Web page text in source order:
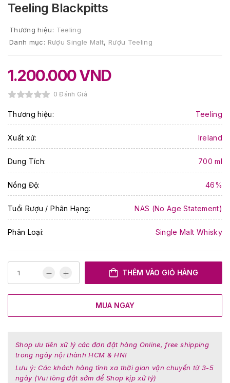
Teeling Blackpitts
Thương hiệu: Teeling
Danh mục: Rượu Single Malt, Rượu Teeling
1.200.000VND
0 Đánh Giá
Thương hiệu: Teeling
Xuất xứ: Ireland
Dung Tích: 700 ml
Nồng Độ: 46%
Tuổi Rượu / Phân Hạng: NAS (No Age Statement)
Phân Loại: Single Malt Whisky
THÊM VÀO GIỎ HÀNG
MUA NGAY
Shop ưu tiên xữ lý các đơn đặt hàng Online, free shipping
trong ngày nội thành HCM & HN!
Lưu ý: Các khách hàng tỉnh xa thời gian vận chuyển từ 3-5
ngày (Vui lòng đặt sớm để Shop kịp xử lý)